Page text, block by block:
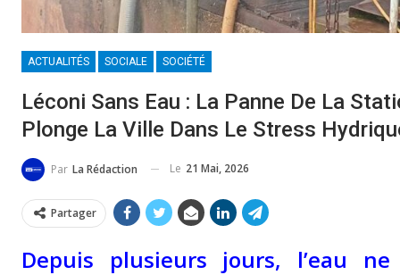
ACTUALITÉS SOCIALE SOCIÉTÉ
Léconi Sans Eau : La Panne De La
Plonge La Ville Dans Le Stress
Par La Rédaction Le 21 Mai, 2026
Partager
Depuis plusieurs jours, l’eau